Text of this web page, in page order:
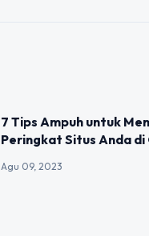
7 Tips Ampuh untuk
Peringkat Situs Anda di
Agu 09, 2023